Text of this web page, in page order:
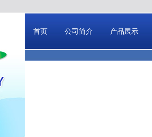
首页 公司简介 产品展示